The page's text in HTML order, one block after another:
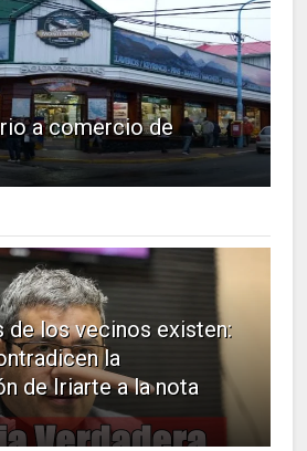
a comercio de
de los vecinos existen:
la
de Iriarte a la nota